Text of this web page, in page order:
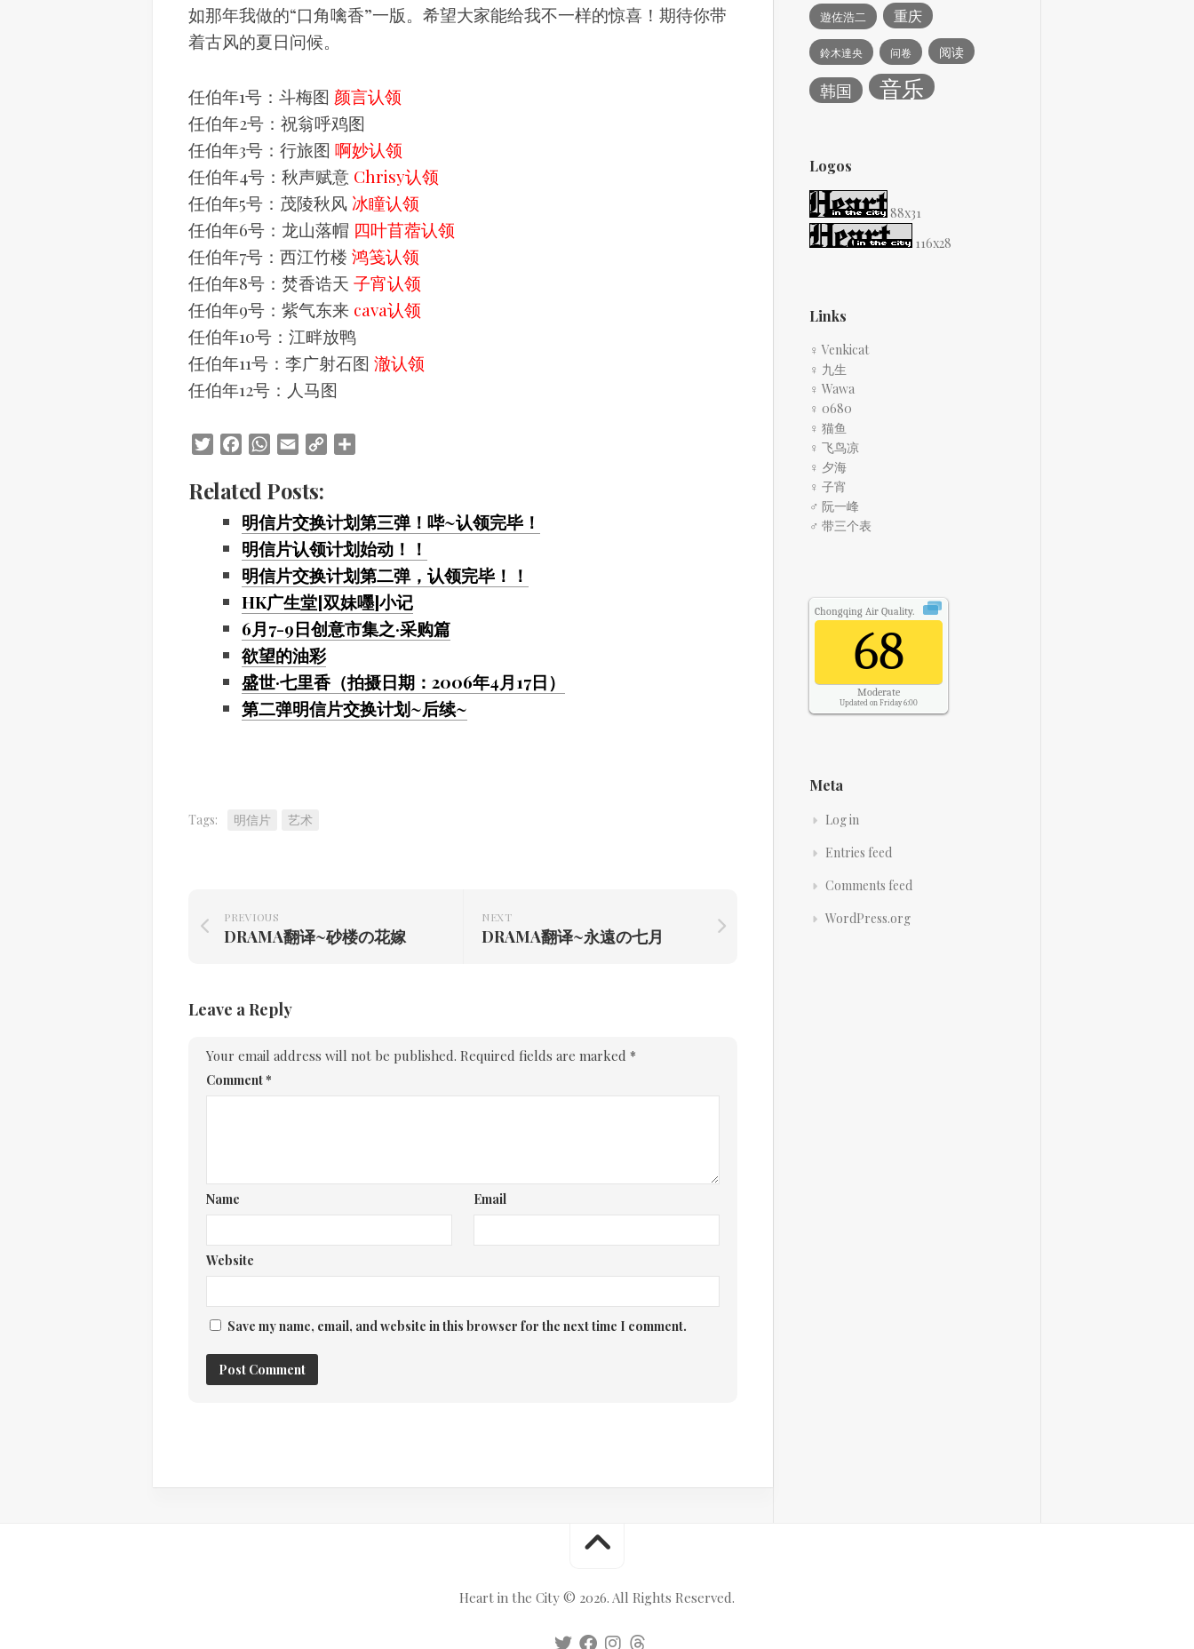
如那年我做的“口角噙香”一版。希望大家能给我不一样的惊喜！期待你带
着古风的夏日问候。
任伯年1号：斗梅图 颜言认领
任伯年2号：祝翁呼鸡图
任伯年3号：行旅图 啊妙认领
任伯年4号：秋声赋意 Chrisy认领
任伯年5号：茂陵秋风 冰瞳认领
任伯年6号：龙山落帽 四叶苜蓿认领
任伯年7号：西江竹楼 鸿笺认领
任伯年8号：焚香诰天 子宵认领
任伯年9号：紫气东来 cava认领
任伯年10号：江畔放鸭
任伯年11号：李广射石图 澈认领
任伯年12号：人马图
TwitterFacebookWhatsApp
Email Copy
Related Posts:
明信片交换计划第三弹！哔~认领完毕！
明信片认领计划始动！！
明信片交换计划第二弹，认领完毕！！
HK广生堂[双妹嚜]小记
6月7-9日创意市集之·采购篇
欲望的油彩
盛世·七里香（拍摄日期：2006年4月17日）
第二弹明信片交换计划~后续~
Tags: 明信片 艺术
NEXT
DRAMA翻译~永遠の七月
PREVIOUS
DRAMA翻译~砂楼の花嫁
Leave a Reply
Your email address will not be published. Required fields are marked *
Comment*
Name Email
Website
Save my name, email, and website in this browser for the next time I comment.
遊佐浩二 重庆
鈴木達央 问卷 阅读
韩国 音乐
Logos
88x31
116x28
Links
♀ Venkicat
♀ 九生
♀ Wawa
♀ 0680
♀ 猫鱼
♀ 飞鸟凉
♀ 夕海
♀ 子宵
♂ 阮一峰
♂ 带三个表
Chongqing Air Quality.
68
Moderate
Updated on Friday 6:00
Meta
Log in
Entries feed
Comments feed
WordPress.org
Heart in the City © 2026. All Rights Reserved.